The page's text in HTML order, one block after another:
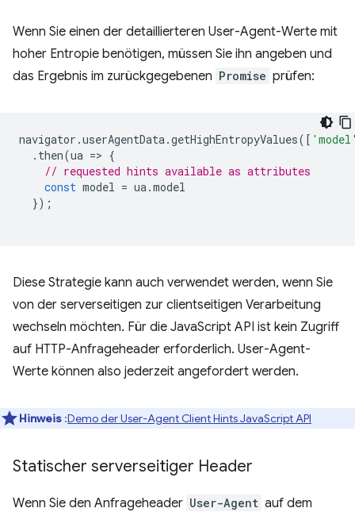
Wenn Sie einen der detaillierteren User-Agent-Werte mit
hoher Entropie benötigen, müssen Sie ihn angeben und
das Ergebnis im zurückgegebenen Promise prüfen:
navigator .userAgentData.getHighEntropyValues([
. then(ua => {
// requested hints available as attributes
const model = ua.model
});
Diese Strategie kann auch verwendet werden, wenn Sie
von der serverseitigen zur clientseitigen Verarbeitung
wechseln möchten. Für die JavaScript API ist kein Zugriff
auf HTTP-Anfrageheader erforderlich. User-Agent-
Werte können also jederzeit angefordert werden.
Hinweis :Demo der User-Agent Client Hints JavaScript API
Statischer serverseitiger Header
Wenn Sie den Anfrageheader User-Agent auf dem